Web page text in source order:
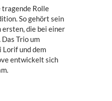
Rolle
So gehört sein
ersten, die bei einer
Trio um
Lorif und dem
entwickelt sich